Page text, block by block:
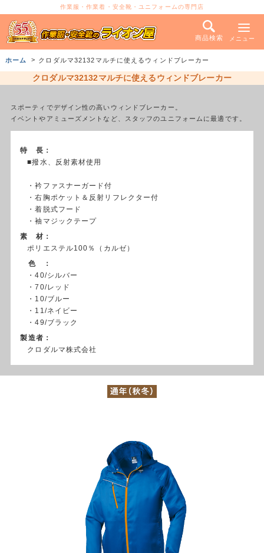
作業服・作業着・安全靴・ユニフォームの専門店
商品検索 メニュー
ホーム クロダルマ32132マルチに使えるウィンドブレーカー
クロダルマ32132マルチに使えるウィンドブレーカー
スポーティでデザイン性の高いウィンドブレーカー。
イベントやアミューズメントなど、スタッフのユニフォームに最適です。
特 長：
■撥水、反射素材使用
・衿ファスナーガード付
・右胸ポケット＆反射リフレクター付
・着脱式フード
・袖マジックテープ
素 材：
ポリエステル100％（カルゼ）
色 ：
・40/シルバー
・70/レッド
・10/ブルー
・11/ネイビー
・49/ブラック
製造者：
クロダルマ株式会社